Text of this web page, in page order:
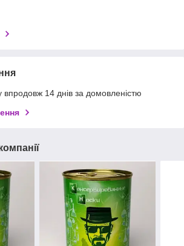
14 днів за домовленістю